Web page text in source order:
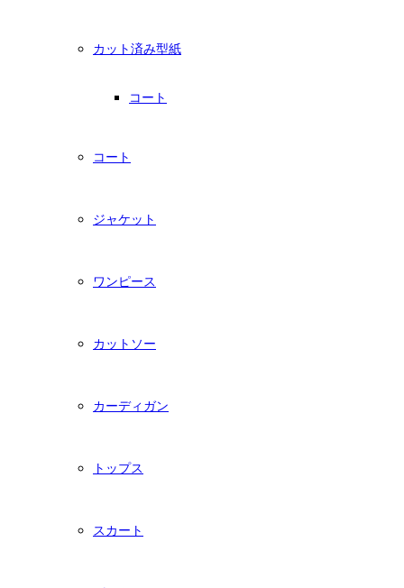
カット済み型紙
コート
コート
ジャケット
ワンピース
カットソー
カーディガン
トップス
スカート